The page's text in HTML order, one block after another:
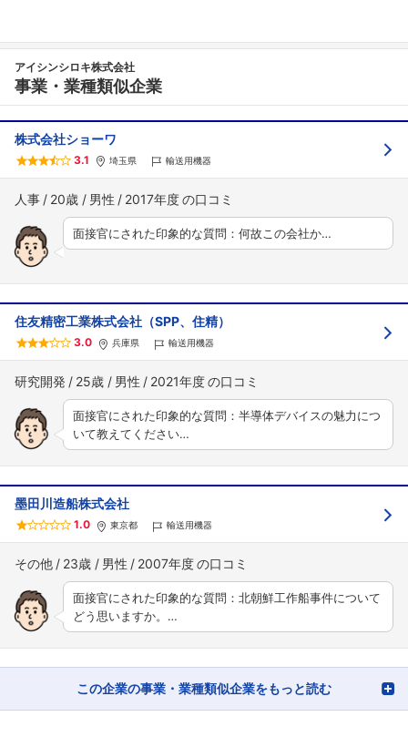
アイシンシロキ株式会社
事業・業種類似企業
株式会社ショーワ
3.1 埼玉県 輸送用機器
人事 20歳 男性 2017年度
面接官にされた印象的な質問：何故この会社か…
住友精密工業株式会社（SPP、住精）
3.0 兵庫県 輸送用機器
研究開発 25歳 男性 2021年度
面接官にされた印象的な質問：半導体デバイスの魅力につ
いて教えてください…
墨田川造船株式会社
1.0 東京都 輸送用機器
その他 23歳 男性 2007年度
面接官にされた印象的な質問：北朝鮮工作船事件について
どう思いますか。…
この企業の事業・業種類似企業をもっと読む